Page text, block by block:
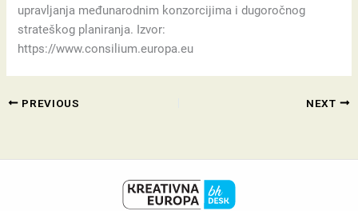
upravljanja međunarodnim konzorcijima i dugoročnog
strateškog planiranja. Izvor:
https://www.consilium.europa.eu
PREVIOUS NEXT